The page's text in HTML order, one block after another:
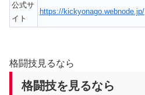
公式サ
イト
https://kickyonago.webnode.jp/
格闘技見るなら
格闘技を見るなら